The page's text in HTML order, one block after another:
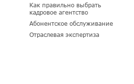
Как правильно выбрать
кадровое агентство
Абонентское обслуживание
Отраслевая экспертиза